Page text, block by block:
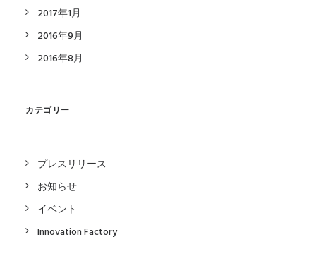
2017年1月
2016年9月
2016年8月
カテゴリー
プレスリリース
お知らせ
イベント
Innovation Factory